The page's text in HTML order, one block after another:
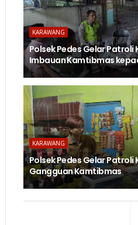
KARAWANG
Polsek Pedes Gelar Patroli
Imbauan Kamtibmas
KARAWANG
Polsek Pedes Gelar Patroli
Gangguan Kamtibmas